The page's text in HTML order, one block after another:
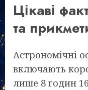
Цікаві
та
Астрономічні
включають
лише 8 годин